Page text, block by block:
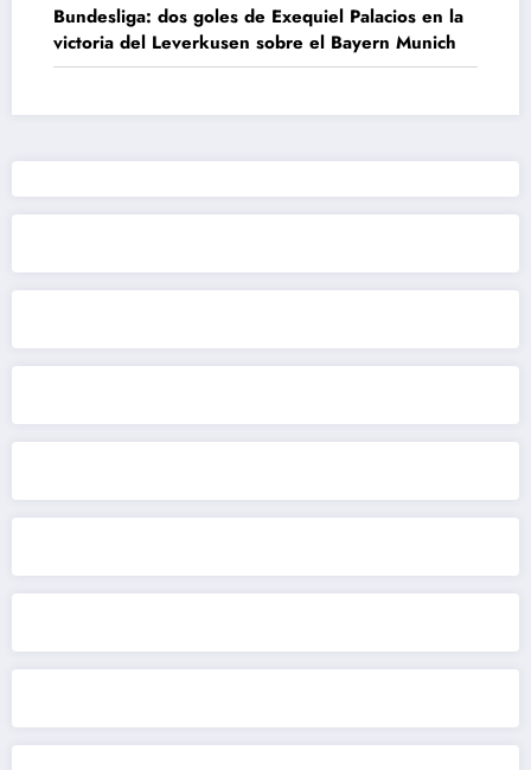
Bundesliga: dos goles de Exequiel Palacios en la
victoria del Leverkusen sobre el Bayern Munich